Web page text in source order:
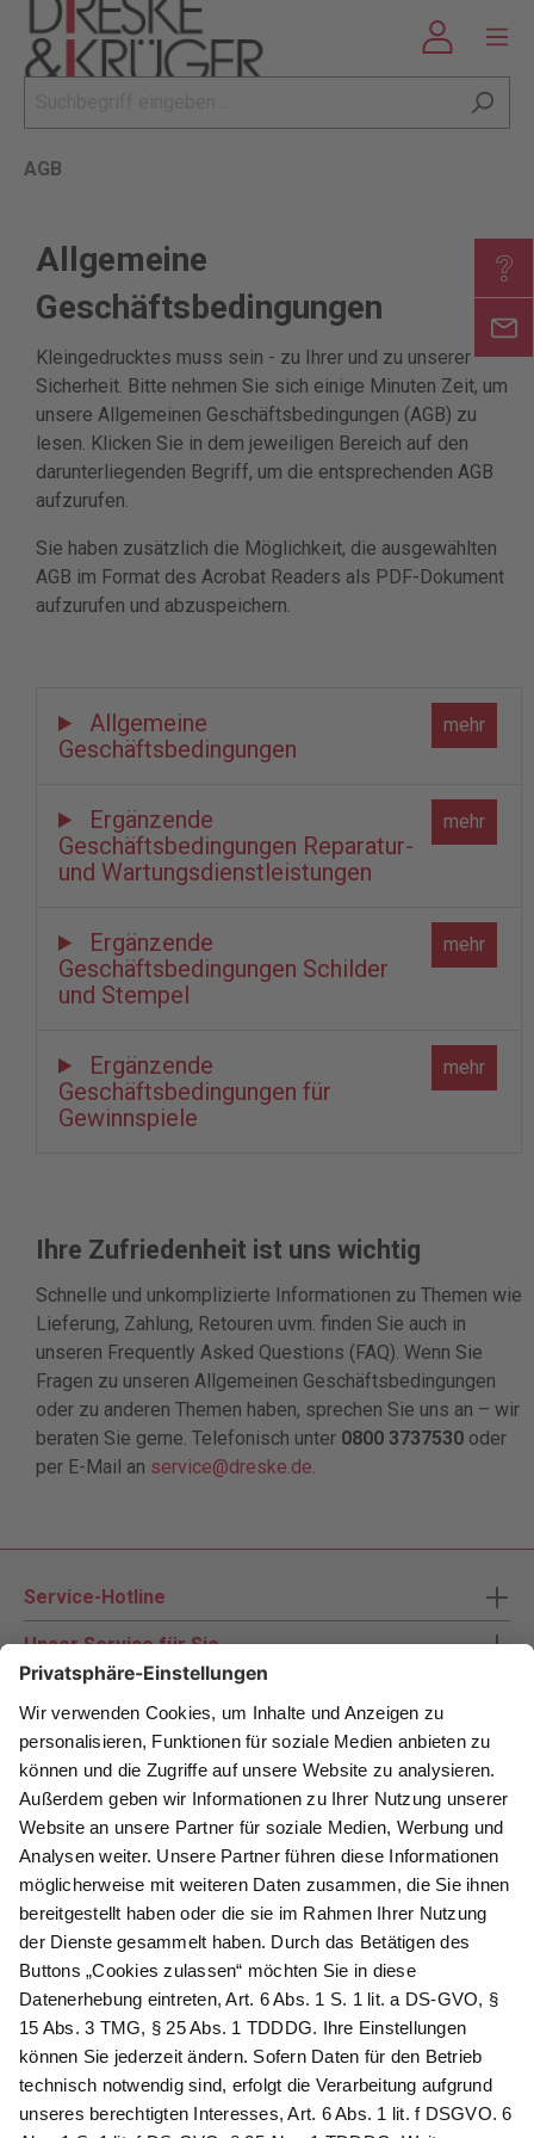
AGB
Allgemeine
Geschäftsbedingungen
Kleingedrucktes muss sein - zu Ihrer und zu unserer
Sicherheit. Bitte nehmen Sie sich einige Minuten Zeit, um
unsere Allgemeinen Geschäftsbedingungen (AGB) zu
lesen. Klicken Sie in dem jeweiligen Bereich auf den
darunterliegenden Begriff, um die entsprechenden AGB
aufzurufen.
Sie haben zusätzlich die Möglichkeit, die ausgewählten
AGB im Format des Acrobat Readers als PDF-Dokument
aufzurufen und abzuspeichern.
Allgemeine
Geschäftsbedingungen
Ergänzende
Geschäftsbedingungen Reparatur-
und Wartungsdienstleistungen
Ergänzende
Geschäftsbedingungen Schilder
und Stempel
Ergänzende
Geschäftsbedingungen für
Gewinnspiele
Ihre Zufriedenheit ist uns wichtig
Schnelle und unkomplizierte Informationen zu Themen wie
Lieferung, Zahlung, Retouren uvm. finden Sie auch in
unseren Frequently Asked Questions (FAQ). Wenn Sie
Fragen zu unseren Allgemeinen Geschäftsbedingungen
oder zu anderen Themen haben, sprechen Sie uns an – wir
beraten Sie gerne. Telefonisch unter 0800 3737530 oder
per E-Mail an service@dreske.de.
Service-Hotline
Unser Service für Sie
Zahlungsarten
Newsletter abonnieren
Als Dankeschön für Ihr D&K Newsletter-Abo
erhalten Sie ein 10 € -Gutschein:
Das sind Ihre Vorteile
@ Newsletter Abonnieren
Wir verarbeiten Ihre Daten gemäß unserer
Datenschutzerklärung .